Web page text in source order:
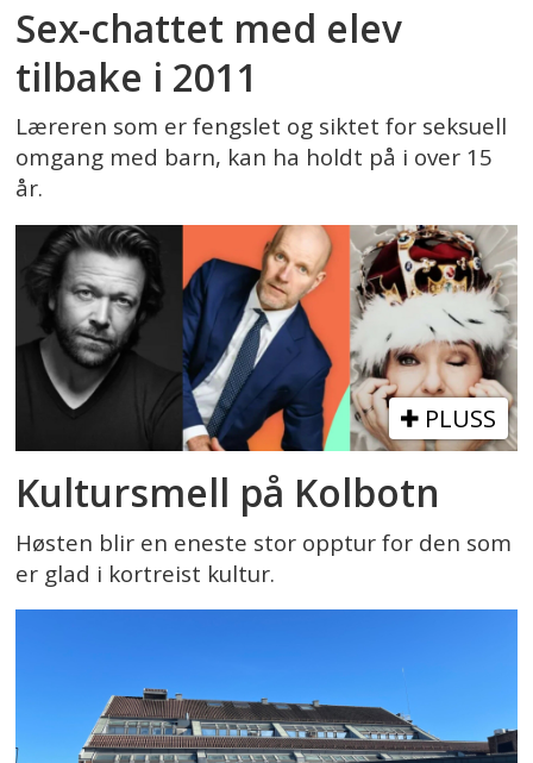
Sex-chattet med elev
tilbake i 2011
Læreren som er fengslet og siktet for seksuell
omgang med barn, kan ha holdt på i over 15
år.
PLUSS
Kultursmell på Kolbotn
Høsten blir en eneste stor opptur for den som
er glad i kortreist kultur.